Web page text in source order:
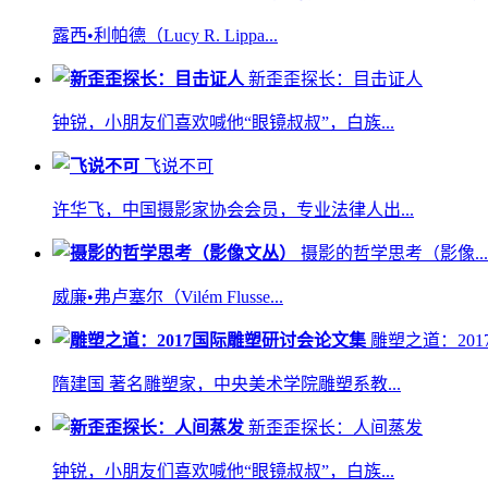
露西•利帕德（Lucy R. Lippa...
新歪歪探长：目击证人
钟锐，小朋友们喜欢喊他“眼镜叔叔”，白族...
飞说不可
许华飞，中国摄影家协会会员，专业法律人出...
摄影的哲学思考（影像...
威廉•弗卢塞尔（Vilém Flusse...
雕塑之道：
隋建国 著名雕塑家，中央美术学院雕塑系教...
新歪歪探长：人间蒸发
钟锐，小朋友们喜欢喊他“眼镜叔叔”，白族...